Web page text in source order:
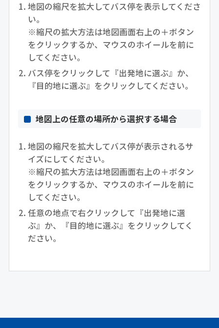
地図の縮尺を拡大してバス停を表示してくださ
い。
※縮尺の拡大方法は地図画面右上の＋ボタン
をクリックするか、マウスのホイールを前に
してください。
バス停をクリックして『出発地に選ぶ』か、
『目的地に選ぶ』をクリックしてください。
地図上の任意の場所から選択する場合
地図の縮尺を拡大してバス停が表示されるサ
イズにしてください。
※縮尺の拡大方法は地図画面右上の＋ボタン
をクリックするか、マウスのホイールを前に
してください。
任意の地点で右クリックして『出発地に選
ぶ』か、『目的地に選ぶ』をクリックしてく
ださい。